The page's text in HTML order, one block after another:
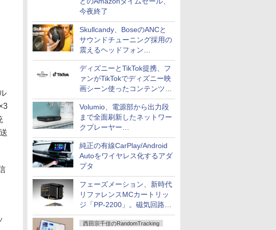
今夜終了
Skullcandy、BoseのANCと
サウンドチューニング採用の
震えるヘッドフォン
「Crusher 1080 ANC」
ディズニーとTikTok提携、フ
ァンがTikTokでディズニー映
画シーン使ったコンテンツ制
作、Disney+にも配信
Volumio、電源部から出力段
まで全面刷新したネットワー
クプレーヤー
「Primo（2026）」
純正の有線CarPlay/Android
Autoをワイヤレス化するアダ
プタ
フェーズメーション、新時代
リファレンスMCカートリッ
ジ「PP-2200」。磁気回路や
ハウジングを根本から見直し
西田宗千佳のRandomTracking